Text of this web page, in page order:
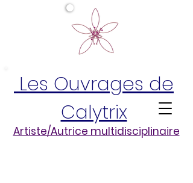
Les Ouvrages de
Calytrix
Artiste/Autrice multidisciplinaire